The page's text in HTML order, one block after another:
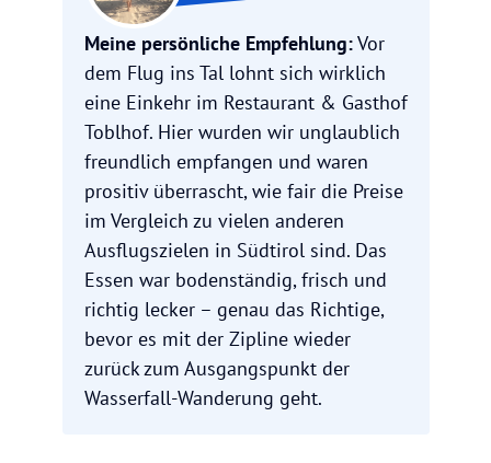
Meine persönliche Empfehlung:Vor
dem Flug ins Tal lohnt sich wirklich
eine Einkehr im Restaurant & Gasthof
Toblhof. Hier wurden wir unglaublich
freundlich empfangen und waren
prositiv überrascht, wie fair die Preise
im Vergleich zu vielen anderen
Ausflugszielen in Südtirol sind. Das
Essen war bodenständig, frisch und
richtig lecker – genau das Richtige,
bevor es mit der Zipline wieder
zurück zum Ausgangspunkt der
Wasserfall-Wanderung geht.